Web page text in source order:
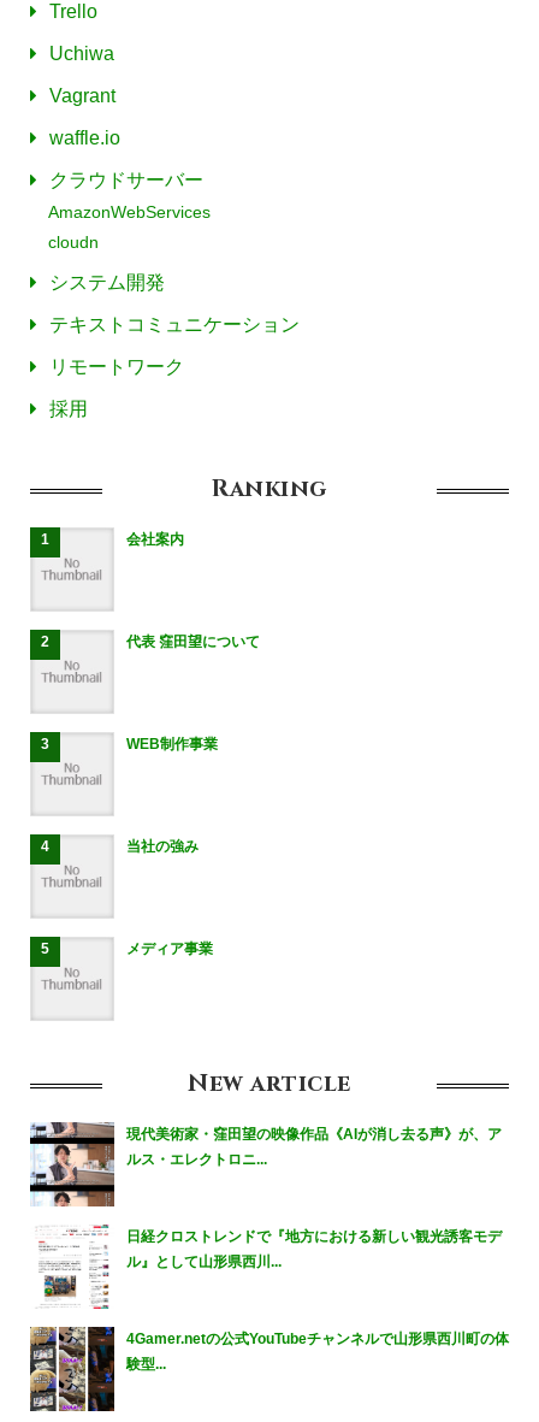
Trello
Uchiwa
Vagrant
waffle.io
クラウドサーバー
AmazonWebServices
cloudn
システム開発
テキストコミュニケーション
リモートワーク
採用
Ranking
会社案内
代表 窪田望について
WEB制作事業
当社の強み
メディア事業
Newarticle
現代美術家・窪田望の映像作品《AIが消し去る声》が、ア
ルス・エレクトロニ...
日経クロストレンドで『地方における新しい観光誘客モデ
ル』として山形県西川...
4Gamer.netの公式YouTubeチャンネルで山形県西川町の体
験型...